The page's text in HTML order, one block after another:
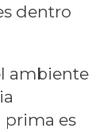
dentro
ambiente
prima es